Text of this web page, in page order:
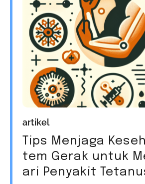
artikel
Tips Menjaga
tem Gerak untuk
ari Penyakit